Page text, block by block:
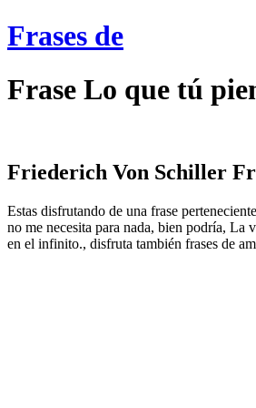
Frases de
Frase Lo que tú
Friederich Von Schiller
Estas disfrutando de una frase
no me necesita para nada, bien podría, La
en el infinito., disfruta también frases de